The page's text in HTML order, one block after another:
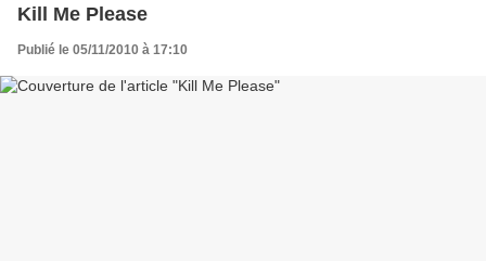
Kill Me Please
Publié le 05/11/2010 à 17:10